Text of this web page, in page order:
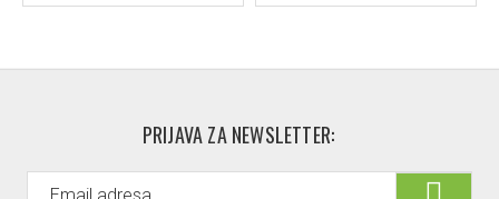
ascorbyl glucoside, caprylyl glycol, carbomer, citric acid,
PRIJAVA ZA NEWSLETTER: